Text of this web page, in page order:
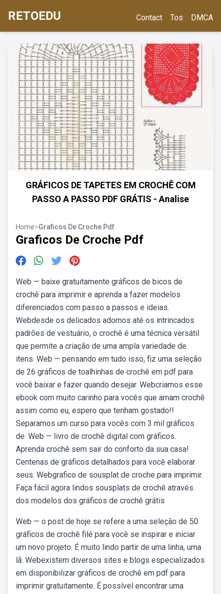
RETOEDU Contact Tos DMCA
GRÁFICOS DE TAPETES EM CROCHÊ COM
PASSO A PASSO PDF GRÁTIS - Analise
Home>Graficos De Croche Pdf
Graficos De Croche Pdf
Web — baixe gratuitamente gráficos de bicos de
crochê para imprimir e aprenda a fazer modelos
diferenciados com passo a passos e ideias.
Webdesde os delicados adornos até os intrincados
padrões de vestuário, o crochê é uma técnica versátil
que permite a criação de uma ampla variedade de
itens. Web — pensando em tudo isso, fiz uma seleção
de 26 gráficos de toalhinhas de crochê em pdf para
você baixar e fazer quando desejar. Webcriamos esse
ebook com muito carinho para vocês que amam crochê
assim como eu, espero que tenham gostado!!
Separamos um curso para vocês com 3 mil gráficos
de. Web — livro de crochê digital com gráficos.
Aprenda crochê sem sair do conforto da sua casa!
Centenas de gráficos detalhados para você elaborar
seus. Webgrafico de sousplat de croche para imprimir.
Faça fácil agora lindos sousplats de crochê através
dos modelos dos gráficos de crochê grátis
Web — o post de hoje se refere a uma seleção de 50
gráficos de crochê filé para você se inspirar e iniciar
um novo projeto. É muito lindo partir de uma linha, uma
lã. Webexistem diversos sites e blogs especializados
em disponibilizar gráficos de crochê em pdf para
imprimir gratuitamente. É possível encontrar uma